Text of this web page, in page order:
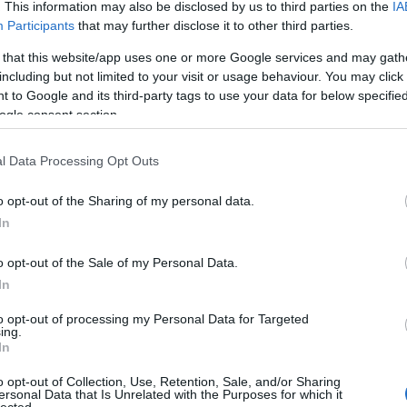
This information may also be disclosed by us to third parties on the
Participants that may further disclose it to other third parties.
that this website/app uses one or more Google services and may
but not limited to your visit or usage behaviour. You may
to Google and its third-party tags to use your data for below
consent section.
Data Processing Opt Outs
opt-out of the Sharing of my personal data.
opt-out of the Sale of my Personal Data.
opt-out of processing my Personal Data for Targeted
opt-out of Collection, Use, Retention, Sale, and/or Sharing
Data that Is Unrelated with the Purposes for which it